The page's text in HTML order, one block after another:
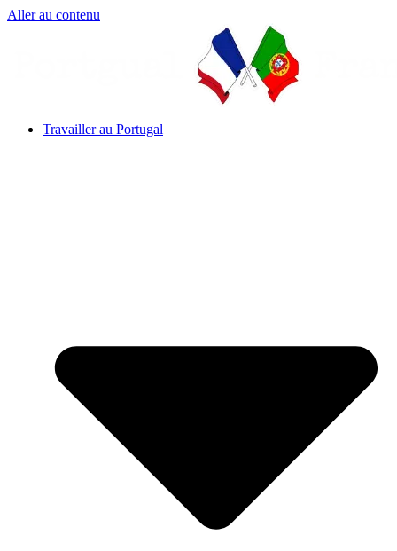
Aller au contenu
Travailler au Portugal